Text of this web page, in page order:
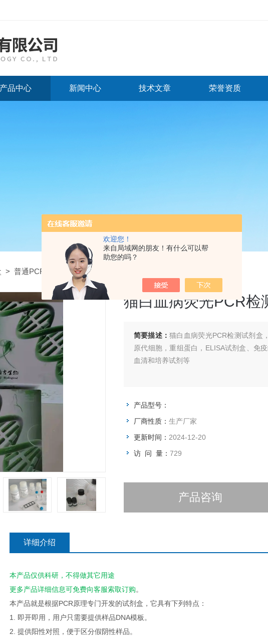
欢迎您！
来自局域网的朋友！有什么可以帮
助您的吗？
产品中心 新闻中心 技术文章 荣誉资质
> 普通PCR检测试剂盒> 猫白血病荧光PCR检测试剂盒
猫白血病荧光PCR检
简要描述： 猫白血病荧光PCR检测试剂盒
原代细胞，重组蛋白，ELISA试剂盒、免
血清和培养试剂等
产品型号：
厂商性质： 生产厂家
更新时间： 2024-12-20
访 问 量： 729
产品咨询
详细介绍
本产品仅供科研，不得做其它用途
更多产品详细信息可免费向客服索取订购。
本产品就是根据PCR原理专门开发的试剂盒，它具有下列特点：
1. 即开即用，用户只需要提供样品DNA模板。
2. 提供阳性对照，便于区分假阴性样品。